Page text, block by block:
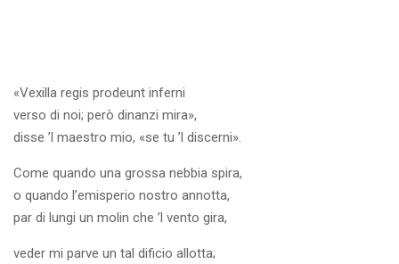
«Vexilla regis prodeunt inferni
verso di noi; però dinanzi mira»,
disse ’l maestro mio, «se tu ’l discerni».
Come quando una grossa nebbia spira,
o quando l’emisperio nostro annotta,
par di lungi un molin che ’l vento gira,
veder mi parve un tal dificio allotta;